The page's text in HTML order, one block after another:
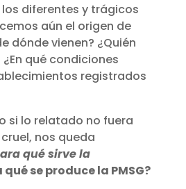
diferentes y trágicos
aún el origen de
dónde vienen? ¿Quién
qué condiciones
registrados
si lo relatado no fuera
nos queda
qué sirve la
se produce la PMSG?